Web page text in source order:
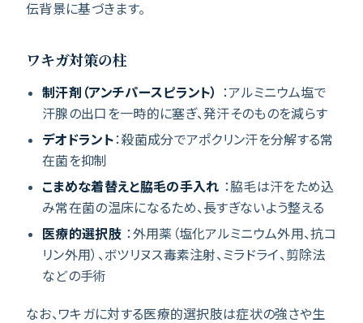
伝背景に基づきます。
ワキガ対策の柱
制汗剤（アンチパースピラント） ：アルミニウム塩で
汗腺の出口を一時的に塞ぎ、発汗そのものを減らす
デオドラント：殺菌成分でアポクリン汗を分解する常
在菌を抑制
こまめな着替えと脇毛の手入れ ：脇毛は汗をため込
み常在菌の温床になるため、長すぎないよう整える
医療的選択肢：外用薬（塩化アルミニウム外用、抗コ
リン外用）、ボツリヌス毒素注射、ミラドライ、剪除法
などの手術
なお、ワキガに対する医療的選択肢は症状の強さや生